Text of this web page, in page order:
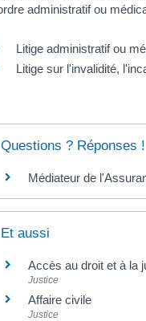
administratif ou
Litige administratif ou
Litige sur l'invalidité,
Questions ? Réponses !
Médiateur de
Et aussi
Accès au droit et à la
Justice
Affaire civile
Justice